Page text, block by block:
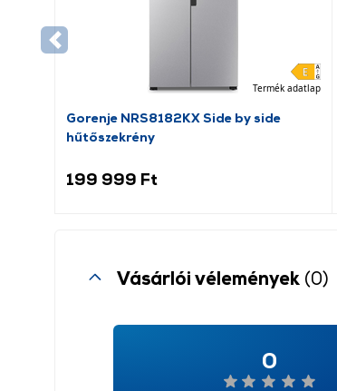
Termék adatlap
Gorenje NRS8182KX Side by side
hűtőszekrény
199 999 Ft
Vásárlói vélemények (0)
0